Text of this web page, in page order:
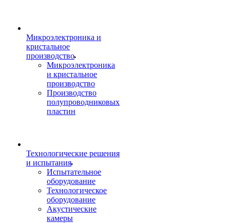
Микроэлектроника и
кристальное
производство
Микроэлектроника
и кристальное
производство
Производство
полупроводниковых
пластин
Технологические решения
и испытания
Испытательное
оборудование
Технологическое
оборудование
Акустические
камеры